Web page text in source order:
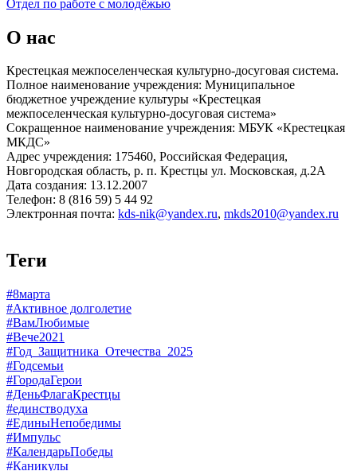
Отдел по работе с молодёжью
О нас
Крестецкая межпоселенческая культурно-досуговая система.
Полное наименование учреждения: Муниципальное
бюджетное учреждение культуры «Крестецкая
межпоселенческая культурно-досуговая система»
Сокращенное наименование учреждения: МБУК «Крестецкая
МКДС»
Адрес учреждения: 175460, Российская Федерация,
Новгородская область, р. п. Крестцы ул. Московская, д.2А
Дата создания: 13.12.2007
Телефон: 8 (816 59) 5 44 92
Электронная почта: kds-nik@yandex.ru, mkds2010@yandex.ru
Теги
#8марта
#Активное долголетие
#ВамЛюбимые
#Вече2021
#Год_Защитника_Отечества_2025
#Годсемьи
#ГородаГерои
#ДеньФлагаКрестцы
#единстводуха
#ЕдиныНепобедимы
#Импульс
#КалендарьПобеды
#Каникулы